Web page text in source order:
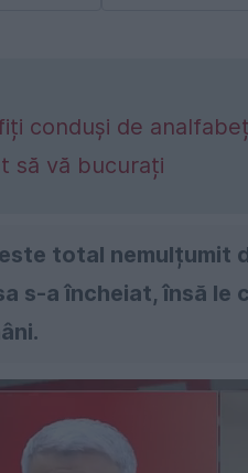
conduși de
să vă bucurați
total nemulțumit
s-a încheiat, însă